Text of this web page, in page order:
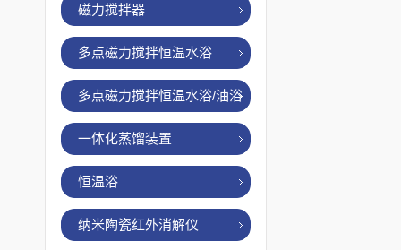
磁力搅拌器
多点磁力搅拌恒温水浴
多点磁力搅拌恒温水浴/油浴
一体化蒸馏装置
恒温浴
纳米陶瓷红外消解仪